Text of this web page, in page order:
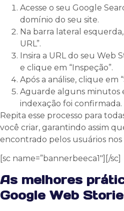
Acesse o seu Google
domínio do seu site.
Na barra lateral
URL”.
Insira a URL do seu Web
e clique em “Inspeção”.
Após a análise, clique em
Aguarde alguns minutos
indexação foi confirmada.
Repita esse processo para
você criar, garantindo assim
encontrado pelos usuários
[sc name=”bannerbeeca1″][/sc]
As melhores
Google Web